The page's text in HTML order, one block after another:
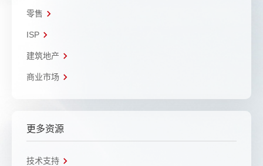
零售
ISP
建筑地产
商业市场
更多资源
技术支持